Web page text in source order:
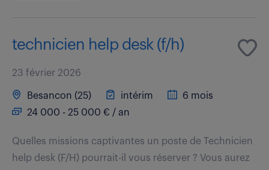
technicien help desk (f/h)
23 février 2026
Besancon (25) intérim
6 mois
24 000 - 25 000 € / an
Quelles missions captivantes un poste de Technicien
help desk (F/H) pourrait-il vous réserver ? Vous aurez